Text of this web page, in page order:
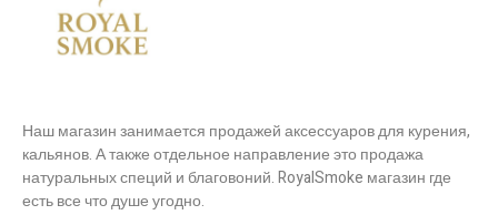
Наш магазин занимается продажей аксессуаров для курения,
кальянов. А также отдельное направление это продажа
натуральных специй и благовоний. RoyalSmoke магазин где
есть все что душе угодно.